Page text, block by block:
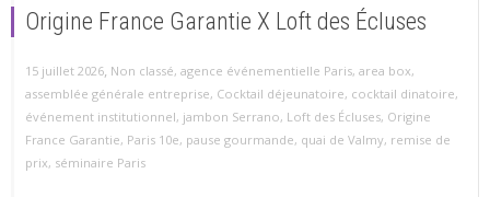
Origine France Garantie X Loft des Écluses
15 juillet 2026, Non classé, agence événementielle Paris, area box,
assemblée générale entreprise, Cocktail déjeunatoire, cocktail dinatoire,
événement institutionnel, jambon Serrano, Loft des Écluses, Origine
France Garantie, Paris 10e, pause gourmande, quai de Valmy, remise de
prix, séminaire Paris